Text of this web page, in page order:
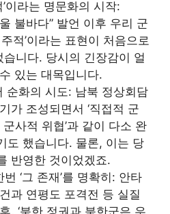
이라는 명문화의 시작:
불바다” 발언 이후 우리 군
적’이라는 표현이 처음으로
니다. 당시의 긴장감이 얼
있는 대목입니다.
화의 시도: 남북 정상회담
가 조성되면서 ‘직접적 군
군사적 위협’과 같이 다소 완
도 했습니다. 물론, 이는 당
반영한 것이었겠죠.
‘그 존재’를 명확히: 안타
과 연평도 포격전 등 실질
, ‘북한 정권과 북한군은 우